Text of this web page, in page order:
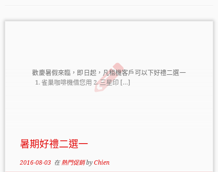
歡慶暑假來臨，即日起，凡租機客戶可以下好禮二選一
1. 雀巢咖啡機借您用 2. 三星印 […]
暑期好禮二選一
2016-08-03在熱門促銷byChien